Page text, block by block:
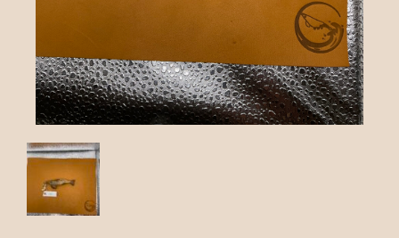
お問い合わせ
木工ペット用品
樹脂粘土
カトラリー